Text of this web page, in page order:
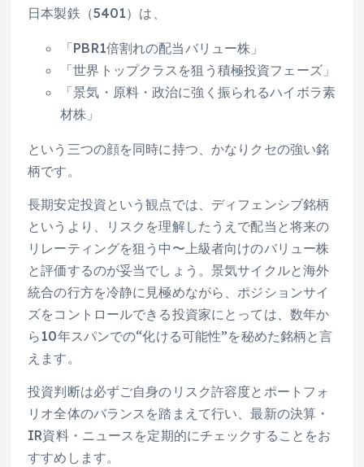
日本製鉄（5401）は、
「PBR1倍割れの配当バリュー株」
「世界トップクラスを狙う積極投資フェーズ」
「景気・原料・政治に強く振られるハイボラ素
材株」
という三つの顔を同時に持つ、かなりクセの強い銘
柄です。
長期安定投資という観点では、ディフェンシブ銘柄
というより、リスクを理解したうえで配当と将来の
リレーティングを狙う中〜上級者向けのバリュー株
と評価するのが妥当でしょう。景気サイクルと海外
統合の行方を冷静に見極めながら、ポジションサイ
ズをコントロールできる投資家にとっては、数年か
ら10年スパンでの“化ける可能性”を秘めた銘柄と言
えます。
投資判断は必ずご自身のリスク許容度とポートフォ
リオ全体のバランスを踏まえて行い、最新の決算・
IR資料・ニュースを定期的にチェックすることをお
すすめします。